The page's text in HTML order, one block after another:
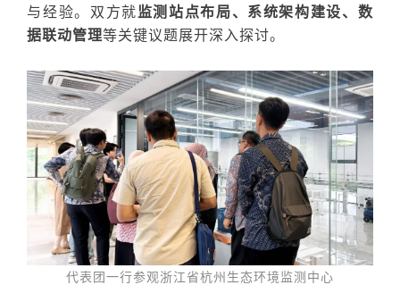
与经验。双方就监测站点布局、系统架构建设、数
据联动管理等关键议题展开深入探讨。
代表团一行参观浙江省杭州生态环境监测中心